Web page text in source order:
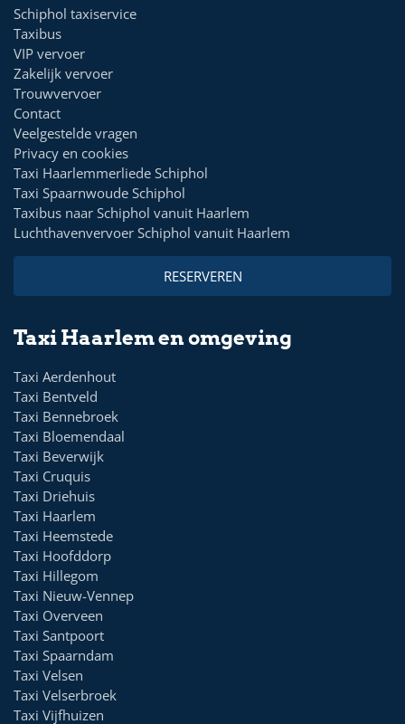
Schiphol taxiservice
Taxibus
VIP vervoer
Zakelijk vervoer
Trouwvervoer
Contact
Veelgestelde vragen
Privacy en cookies
Taxi Haarlemmerliede Schiphol
Taxi Spaarnwoude Schiphol
Taxibus naar Schiphol vanuit Haarlem
Luchthavenvervoer Schiphol vanuit Haarlem
RESERVEREN
Taxi Haarlem en omgeving
Taxi Aerdenhout
Taxi Bentveld
Taxi Bennebroek
Taxi Bloemendaal
Taxi Beverwijk
Taxi Cruquis
Taxi Driehuis
Taxi Haarlem
Taxi Heemstede
Taxi Hoofddorp
Taxi Hillegom
Taxi Nieuw-Vennep
Taxi Overveen
Taxi Santpoort
Taxi Spaarndam
Taxi Velsen
Taxi Velserbroek
Taxi Vijfhuizen